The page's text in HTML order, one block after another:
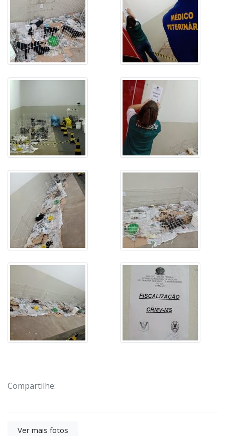
Compartilhe:
Ver mais fotos